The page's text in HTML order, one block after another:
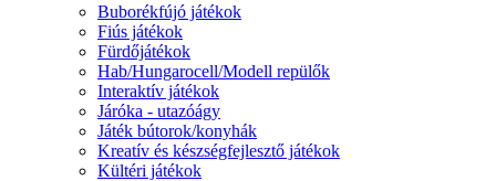
Buborékfújó játékok
Fiús játékok
Fürdőjátékok
Hab/Hungarocell/Modell repülők
Interaktív játékok
Járóka - utazóágy
Játék bútorok/konyhák
Kreatív és készségfejlesztő játékok
Kültéri játékok